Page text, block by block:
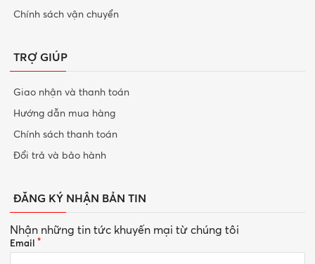
Chính sách vận chuyển
TRỢ GIÚP
Giao nhận và thanh toán
Hướng dẫn mua hàng
Chính sách thanh toán
Đổi trả và bảo hành
ĐĂNG KÝ NHẬN BẢN TIN
Nhận những tin tức khuyến mại từ chúng tôi
Email